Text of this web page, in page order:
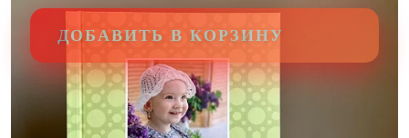
ДОБАВИТЬ В КОРЗИНУ